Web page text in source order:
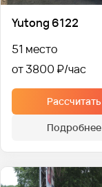
Yutong 6122
51 место
от 3800 ₽
Рассчитать
Подробнее